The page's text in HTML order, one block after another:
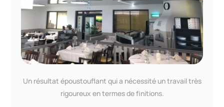
Un résultat époustouflant qui a nécessité un travail très
rigoureux en termes de finitions.